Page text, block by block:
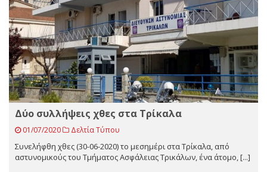
Δύο συλλήψεις χθες στα Τρίκαλα
01/07/2020 Δελτία Τύπου
Συνελήφθη χθες (30-06-2020) το μεσημέρι στα Τρίκαλα, από
αστυνομικούς του Τμήματος Ασφάλειας Τρικάλων, ένα άτομο, [...]